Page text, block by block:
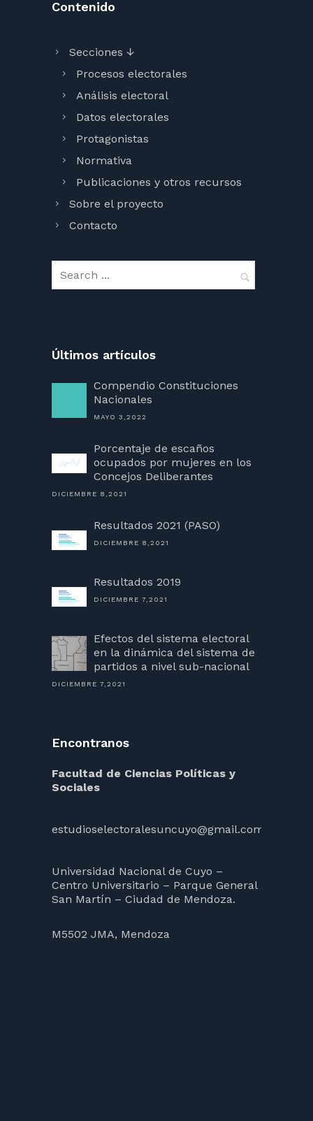
Contenido
Secciones ↓
Procesos electorales
Análisis electoral
Datos electorales
Protagonistas
Normativa
Publicaciones y otros recursos
Sobre el proyecto
Contacto
Últimos artículos
Compendio Constituciones
Nacionales
MAYO 3,2022
Porcentaje de escaños
ocupados por mujeres en los
Concejos Deliberantes
DICIEMBRE 8,2021
Resultados 2021 (PASO)
DICIEMBRE 8,2021
Resultados 2019
DICIEMBRE 7,2021
Efectos del sistema electoral
en la dinámica del sistema de
partidos a nivel sub-nacional
DICIEMBRE 7,2021
Encontranos
Facultad de Ciencias Políticas y
Sociales
estudioselectoralesuncuyo@gmail.com
Universidad Nacional de Cuyo –
Centro Universitario – Parque General
San Martín – Ciudad de Mendoza.
M5502 JMA, Mendoza